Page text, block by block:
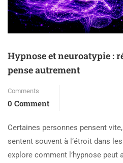
Hypnose et neuroatypie :
pense autrement
Comments
0 Comment
Certaines personnes pensent
sentent souvent à l’étroit dans
explore comment l’hypnose peut